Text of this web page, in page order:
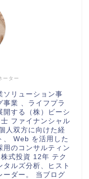
ーター
ソリューション事
事業 、ライフプラ
開する（株）ビーシ
ファイナンシャル
人双方に向けた経
、 Web を活用した
用のコンサルティン
式投資 12年 テク
ルズ分析、ヒスト
ーダー。 当ブログ